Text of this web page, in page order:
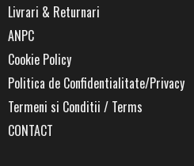
Livrari & Returnari
ANPC
Cookie Policy
Politica de Confidentialitate/Privacy
Termeni si Conditii / Terms
CONTACT